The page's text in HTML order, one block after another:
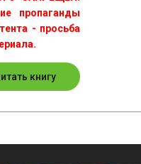
пропаганды
- просьба
книгу